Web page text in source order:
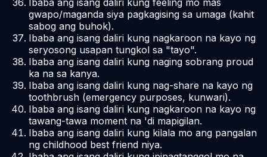
gwapo/maganda siya pagkagising sa umaga (kahit
sabog ang buhok).
Ibaba ang isang daliri kung nagkaroon na kayo ng
seryosong usapan tungkol sa "tayo".
Ibaba ang isang daliri kung naging sobrang proud
ka na sa kanya.
Ibaba ang isang daliri kung nag-share na kayo ng
toothbrush (emergency purposes, kunwari).
Ibaba ang isang daliri kung nagkaroon na kayo ng
tawang-tawa moment na 'di mapigilan.
Ibaba ang isang daliri kung kilala mo ang pangalan
ng childhood best friend niya.